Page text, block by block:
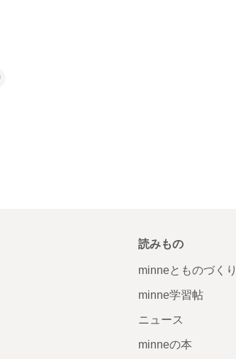
読みもの
minneとものづく
minne学習帖
ニュース
minneの本